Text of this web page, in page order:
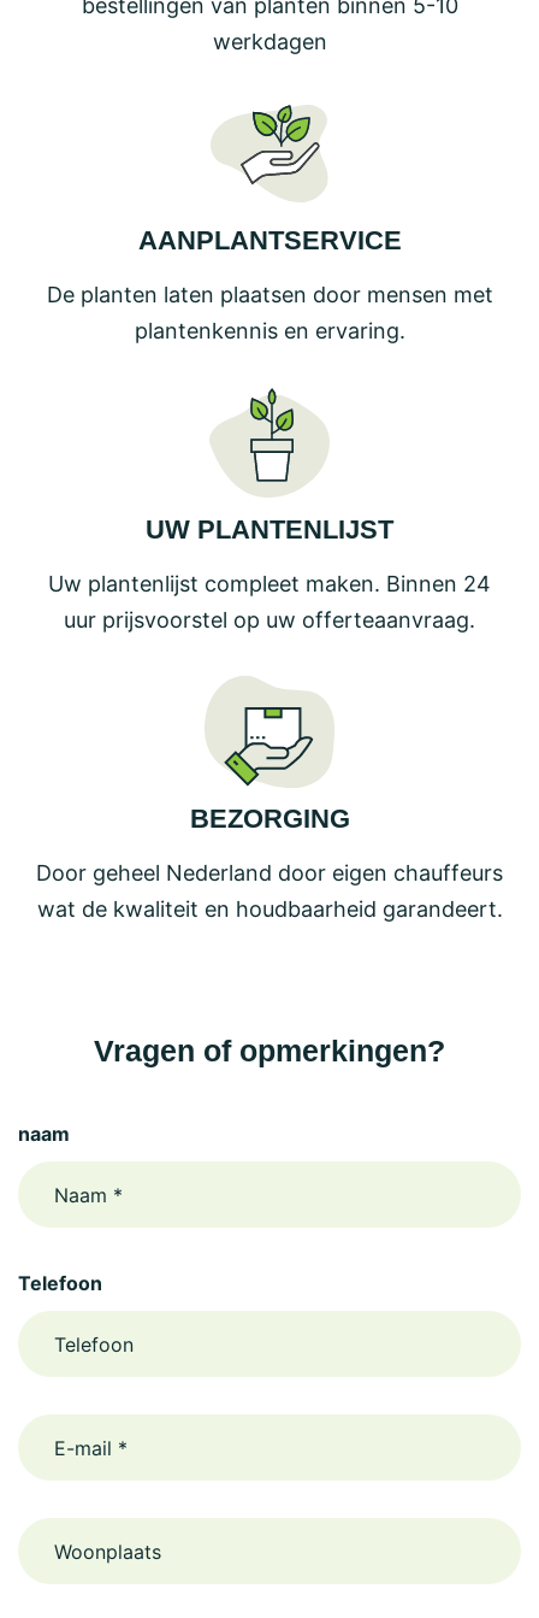
bestellingen van planten binnen 5-10
werkdagen
AANPLANTSERVICE
De planten laten plaatsen door mensen met
plantenkennis en ervaring.
UW PLANTENLIJST
Uw plantenlijst compleet maken. Binnen 24
uur prijsvoorstel op uw offerteaanvraag.
BEZORGING
Door geheel Nederland door eigen chauffeurs
wat de kwaliteit en houdbaarheid garandeert.
Vragen of opmerkingen?
naam
Telefoon
email
Woonplaats